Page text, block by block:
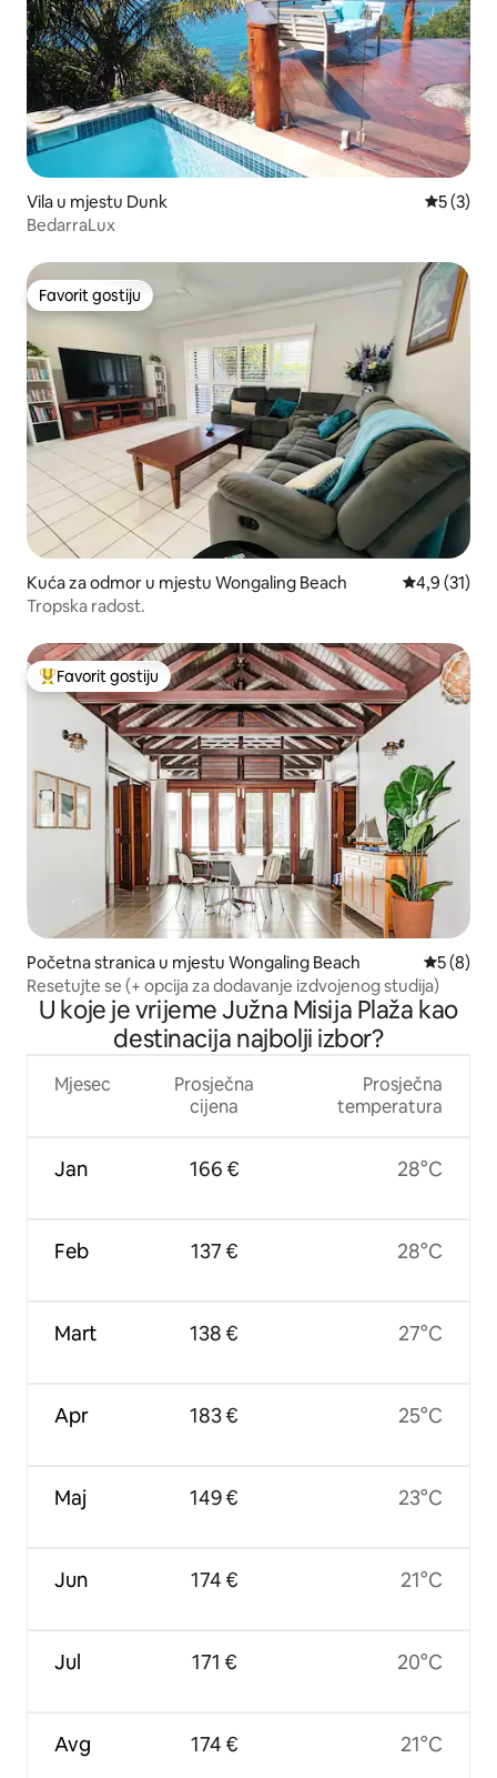
Vila u mjestu Dunk
5 (3)
BedarraLux
Favorit gostiju
Favorit gostiju
Kuća za odmor u mjestu Wongaling Beach prosječna
4,9 (31)
Tropska radost.
Glavni favorit gostiju
Favorit gostiju
Početna stranica u mjestu Wongaling Beach
5 (8)
Resetujte se (+ opcija za dodavanje izdvojenog studija)
U koje je vrijeme Južna Misija Plaža kao
destinacija najbolji izbor?
Mjesec
Jan
Feb
Mart
Apr
Maj
Jun
Jul
Avg
Prosječna
cijena
166 €
137 €
138 €
183 €
149 €
174 €
171 €
174 €
Prosječna
temperatura
28°C
28°C
27°C
25°C
23°C
21°C
20°C
21°C